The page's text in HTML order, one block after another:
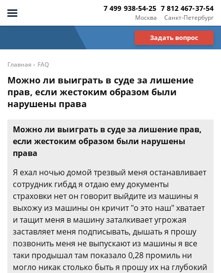
Москва
7 499 938-54-25
Санкт-Петербург
7 812 467-37-54
Задать вопрос
Главная - FAQ
Можно ли выиграть в суде за лишение
прав, если жестоким образом были
нарушены права
Можно ли выиграть в суде за лишение прав,
если жестоким образом были нарушены
права
Я ехал ночью домой трезвый меня останавливает
сотрудник гибдд я отдаю ему документы
страховки нет он говорит выйдите из машины я
выхожу из машины он кричит "о это наш" хватает
и тащит меня в машину заталкивает угрожая
заставляет меня подписывать, дышать я прошу
позвонить меня не выпускают из машины я все
таки продышал там показало 0,28 промиль ни
могло никак столько быть я прошу их на глубокий